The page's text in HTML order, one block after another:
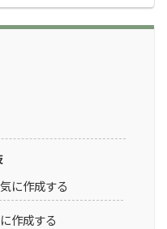
に作成する
作成する